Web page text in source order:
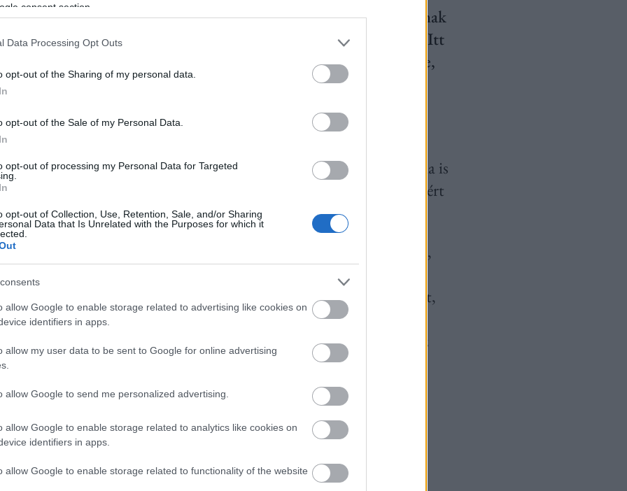
consent section.
Data Processing Opt Outs
opt-out of the Sharing of my personal data.
opt-out of the Sale of my Personal Data.
opt-out of processing my Personal Data for Targeted
opt-out of Collection, Use, Retention, Sale, and/or Sharing
Data that Is Unrelated with the Purposes for which it
allow Google to enable storage related to advertising like cookies on
identifiers in apps.
allow my user data to be sent to Google for online advertising
allow Google to send me personalized advertising.
allow Google to enable storage related to analytics like cookies on
identifiers in apps.
allow Google to enable storage related to functionality of the website
válhatnak pillanatok alatt bukottá és kegyvesztetté – még annak
évtizedeken át tartott, sikerük pedig borítékolva volt. Itt
divatvilág legváratlanabb bukásainak történeteire,
minden olyan csodás és álomszerű, mint ahogyan az elsőre
több helyről látjuk a luxust. A közösségi médiának és a
betekintésünk nyílik a luxuskategóriás világba, mint valaha is
lehetett a legbelsőbb körökről tudni, az elit megmaradt elitnek, ezért
misztikum övezte luxuskategóriás divat világát.
nem mindegyik divatmárka, divatház tudott megmaradni,
közelítve, a modernizáció küszöbén sok olyan dolgot át kellett
melyek meghatározták a márkák életét. Valakinek ez sikerült,
senki sem gondolt akkor, hogy az alábbi három divatház
hiszen népszerűségük töretlen volt, sikerük csúcspontján az egész